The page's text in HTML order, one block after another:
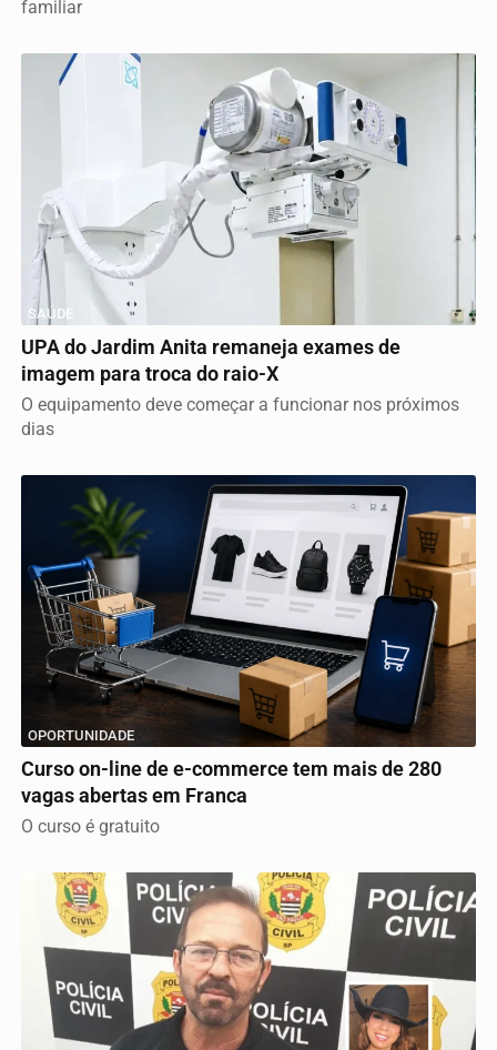
familiar
SAÚDE
UPA do Jardim Anita remaneja exames de
imagem para troca do raio-X
O equipamento deve começar a funcionar nos próximos
dias
OPORTUNIDADE
Curso on-line de e-commerce tem mais de 280
vagas abertas em Franca
O curso é gratuito